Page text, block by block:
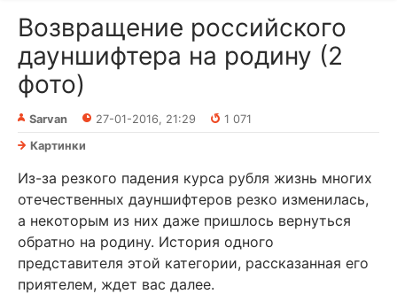
Возвращение российского
дауншифтера на родину (2
фото)
Sarvan 27-01-2016, 21:29
1 071
Картинки
Из-за резкого падения курса рубля жизнь многих
отечественных дауншифтеров резко изменилась,
а некоторым из них даже пришлось вернуться
обратно на родину. История одного
представителя этой категории, рассказанная его
приятелем, ждет вас далее.